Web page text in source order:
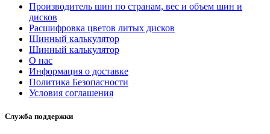
Производитель шин по странам, вес и объем шин и
дисков
Расшифровка цветов литых дисков
Шинный калькулятор
Шинный калькулятор
О нас
Информация о доставке
Политика Безопасности
Условия соглашения
Служба поддержки